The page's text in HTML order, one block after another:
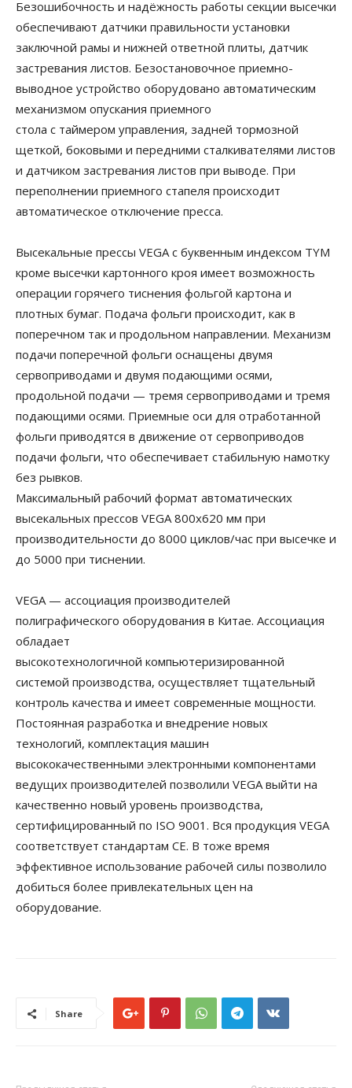
Безошибочность и надёжность работы секции высечки
обеспечивают датчики правильности установки
заключной рамы и нижней ответной плиты, датчик
застревания листов. Безостановочное приемно-
выводное устройство оборудовано автоматическим
механизмом опускания приемного
стола с таймером управления, задней тормозной
щеткой, боковыми и передними сталкивателями листов
и датчиком застревания листов при выводе. При
переполнении приемного стапеля происходит
автоматическое отключение пресса.
Высекальные прессы VEGA с буквенным индексом TYM
кроме высечки картонного кроя имеет возможность
операции горячего тиснения фольгой картона и
плотных бумаг. Подача фольги происходит, как в
поперечном так и продольном направлении. Механизм
подачи поперечной фольги оснащены двумя
сервоприводами и двумя подающими осями,
продольной подачи — тремя сервоприводами и тремя
подающими осями. Приемные оси для отработанной
фольги приводятся в движение от сервоприводов
подачи фольги, что обеспечивает стабильную намотку
без рывков.
Максимальный рабочий формат автоматических
высекальных прессов VEGA 800х620 мм при
производительности до 8000 циклов/час при высечке и
до 5000 при тиснении.
VEGA — ассоциация производителей
полиграфического оборудования в Китае. Ассоциация
обладает
высокотехнологичной компьютеризированной
системой производства, осуществляет тщательный
контроль качества и имеет современные мощности.
Постоянная разработка и внедрение новых
технологий, комплектация машин
высококачественными электронными компонентами
ведущих производителей позволили VEGA выйти на
качественно новый уровень производства,
сертифицированный по ISO 9001. Вся продукция VEGA
соответствует стандартам CE. В тоже время
эффективное использование рабочей силы позволило
добиться более привлекательных цен на
оборудование.
Share